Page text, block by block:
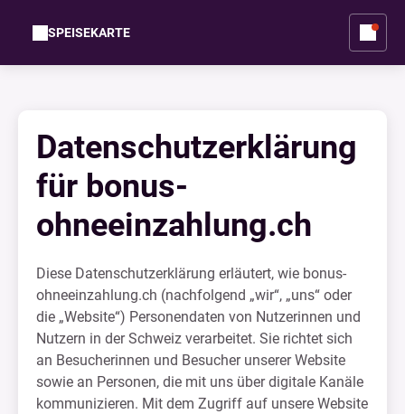
SPEISEKARTE
Datenschutzerklärung
für bonus-
ohneeinzahlung.ch
Diese Datenschutzerklärung erläutert, wie bonus-
ohneeinzahlung.ch (nachfolgend „wir“, „uns“ oder
die „Website“) Personendaten von Nutzerinnen und
Nutzern in der Schweiz verarbeitet. Sie richtet sich
an Besucherinnen und Besucher unserer Website
sowie an Personen, die mit uns über digitale Kanäle
kommunizieren. Mit dem Zugriff auf unsere Website